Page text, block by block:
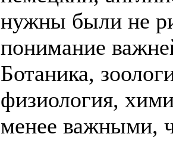
нужны были не
понимание
Ботаника,
физиология,
менее важными,